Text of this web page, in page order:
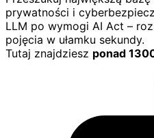
prywatności i
LLM po wymogi AI Act –
pojęcia w ułamku sekundy.
Tutaj znajdziesz ponad